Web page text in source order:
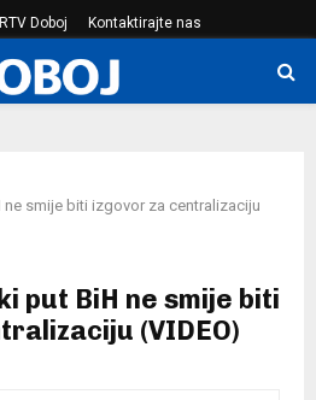
Doboj Kontaktirajte nas
ne smije biti izgovor za centralizaciju
put BiH ne smije biti
(VIDEO)